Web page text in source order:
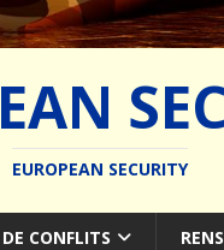
EUROPEAN SECURITY
CONFLITS